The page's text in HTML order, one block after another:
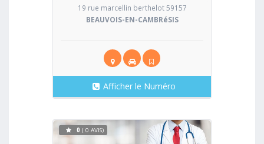
19 rue marcellin berthelot 59157
BEAUVOIS-EN-CAMBRéSIS
Afficher le Numéro
0 ( 0 AVIS)